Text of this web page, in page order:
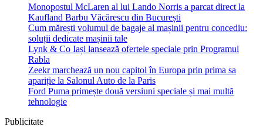
Monopostul McLaren al lui Lando Norris a parcat direct la
Kaufland Barbu Văcărescu din București
Cum mărești volumul de bagaje al mașinii pentru concediu:
soluții dedicate mașinii tale
Lynk & Co Iași lansează ofertele speciale prin Programul
Rabla
Zeekr marchează un nou capitol în Europa prin prima sa
apariție la Salonul Auto de la Paris
Ford Puma primește două versiuni speciale și mai multă
tehnologie
Publicitate